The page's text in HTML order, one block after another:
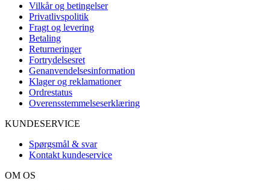
Vilkår og betingelser
Privatlivspolitik
Fragt og levering
Betaling
Returneringer
Fortrydelsesret
Genanvendelsesinformation
Klager og reklamationer
Ordrestatus
Overensstemmelseserklæring
KUNDESERVICE
Spørgsmål & svar
Kontakt kundeservice
OM OS